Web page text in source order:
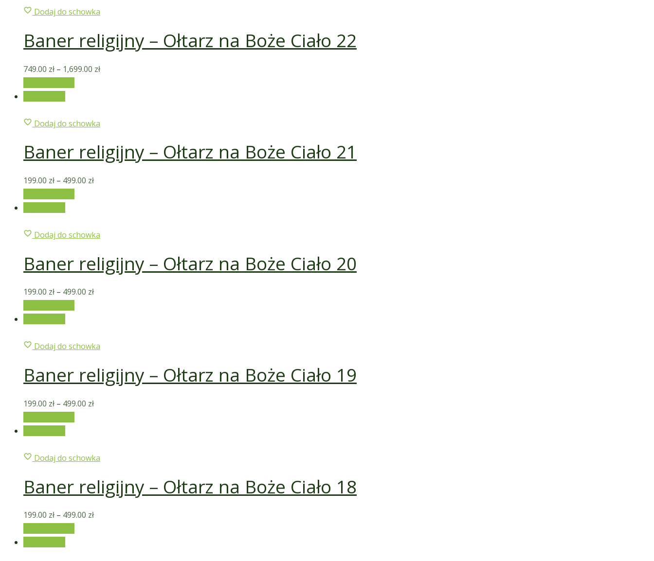
Dodaj do schowka
Baner religijny – Ołtarz na Boże Ciało 22
749.00 zł – 1,699.00 zł
Dodaj do schowka
Baner religijny – Ołtarz na Boże Ciało 21
199.00 zł – 499.00 zł
Dodaj do schowka
Baner religijny – Ołtarz na Boże Ciało 20
199.00 zł – 499.00 zł
Dodaj do schowka
Baner religijny – Ołtarz na Boże Ciało 19
199.00 zł – 499.00 zł
Dodaj do schowka
Baner religijny – Ołtarz na Boże Ciało 18
199.00 zł – 499.00 zł